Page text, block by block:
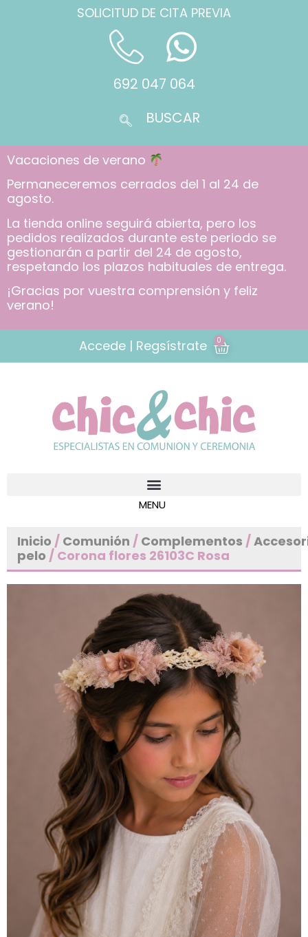
SOLICITUD DE CITA PREVIA
692 047 064
Vacaciones de verano
Permaneceremos cerrados del 1 al 24 de
agosto.
La tienda online seguirá abierta, pero los
pedidos realizados durante este periodo se
gestionarán a partir del 24 de agosto,
respetando los plazos habituales de entrega.
¡Gracias por vuestra comprensión y feliz
verano!
Accede | Regsístrate 0
Inicio / Comunión / Complementos /
pelo / Corona flores 26103C Rosa